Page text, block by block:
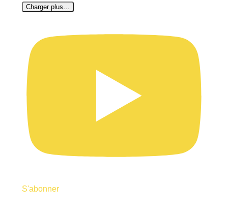
Charger plus…
S'abonner